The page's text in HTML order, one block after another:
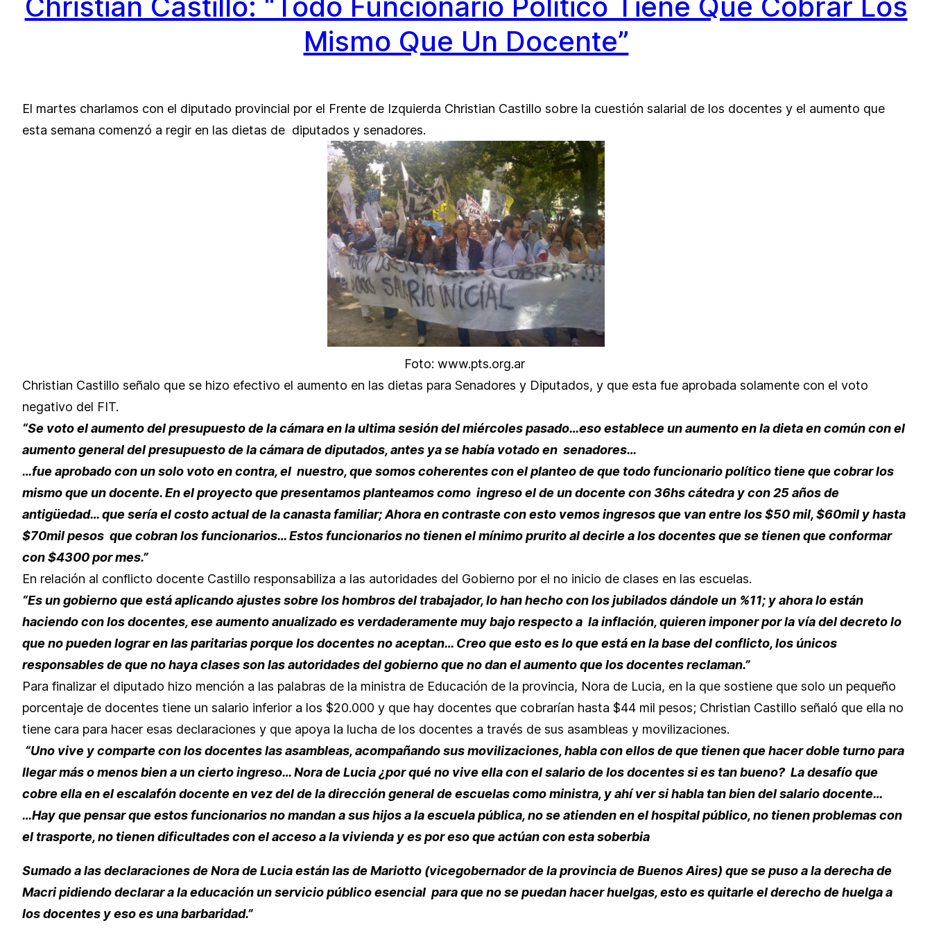
Mismo Que Un Docente”
El martes charlamos con el diputado provincial por el Frente de Izquierda Christian Castillo sobre la cuestión salarial de los docentes y el aumento que
esta semana comenzó a regir en las dietas de diputados y senadores.
Foto: www.pts.org.ar
Christian Castillo señalo que se hizo efectivo el aumento en las dietas para Senadores y Diputados, y que esta fue aprobada solamente con el voto
negativo del FIT.
“Se voto el aumento del presupuesto de la cámara en la ultima sesión del miércoles pasado…eso establece un aumento en la dieta en común con el
aumento general del presupuesto de la cámara de diputados, antes ya se había votado en senadores…
…fue aprobado con un solo voto en contra, el nuestro, que somos coherentes con el planteo de que todo funcionario político tiene que cobrar los
mismo que un docente. En el proyecto que presentamos planteamos como ingreso el de un docente con 36hs cátedra y con 25 años de
antigüedad… que sería el costo actual de la canasta familiar; Ahora en contraste con esto vemos ingresos que van entre los $50 mil, $60mil y hasta
$70mil pesos que cobran los funcionarios… Estos funcionarios no tienen el mínimo prurito al decirle a los docentes que se tienen que conformar
con $4300 por mes.”
En relación al conflicto docente Castillo responsabiliza a las autoridades del Gobierno por el no inicio de clases en las escuelas.
“Es un gobierno que está aplicando ajustes sobre los hombros del trabajador, lo han hecho con los jubilados dándole un %11; y ahora lo están
haciendo con los docentes, ese aumento anualizado es verdaderamente muy bajo respecto a la inflación, quieren imponer por la vía del decreto lo
que no pueden lograr en las paritarias porque los docentes no aceptan… Creo que esto es lo que está en la base del conflicto, los únicos
responsables de que no haya clases son las autoridades del gobierno que no dan el aumento que los docentes reclaman.”
Para finalizar el diputado hizo mención a las palabras de la ministra de Educación de la provincia, Nora de Lucia, en la que sostiene que solo un pequeño
porcentaje de docentes tiene un salario inferior a los $20.000 y que hay docentes que cobrarían hasta $44 mil pesos; Christian Castillo señaló que ella no
tiene cara para hacer esas declaraciones y que apoya la lucha de los docentes a través de sus asambleas y movilizaciones.
“Uno vive y comparte con los docentes las asambleas, acompañando sus movilizaciones, habla con ellos de que tienen que hacer doble turno para
llegar más o menos bien a un cierto ingreso… Nora de Lucia ¿por qué no vive ella con el salario de los docentes si es tan bueno? La desafío que
cobre ella en el escalafón docente en vez del de la dirección general de escuelas como ministra, y ahí ver si habla tan bien del salario docente…
…Hay que pensar que estos funcionarios no mandan a sus hijos a la escuela pública, no se atienden en el hospital público, no tienen problemas con
el trasporte, no tienen dificultades con el acceso a la vivienda y es por eso que actúan con esta soberbia
Sumado a las declaraciones de Nora de Lucia están las de Mariotto (vicegobernador de la provincia de Buenos Aires) que se puso a la derecha de
Macri pidiendo declarar a la educación un servicio público esencial para que no se puedan hacer huelgas, esto es quitarle el derecho de huelga a
los docentes y eso es una barbaridad.”